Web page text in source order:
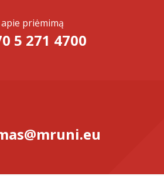
priėmimą
5 271 4700